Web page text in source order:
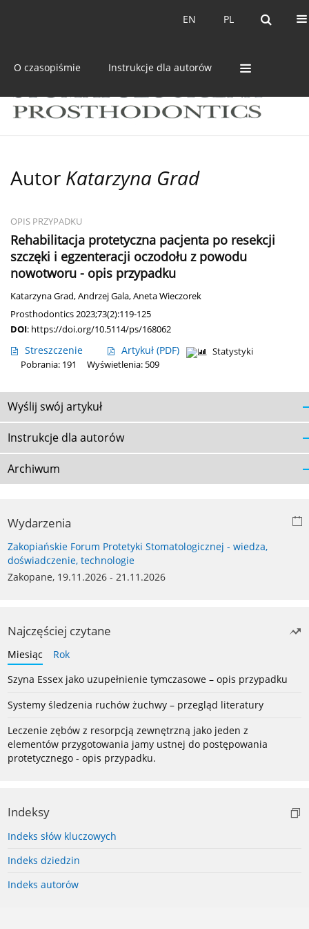
PL
EN PL
EN
O czasopiśmie Instrukcje dla autorów
Autor Katarzyna Grad
OPIS PRZYPADKU
Rehabilitacja protetyczna pacjenta po resekcji
szczęki i egzenteracji oczodołu z powodu
nowotworu - opis przypadku
Katarzyna Grad,Andrzej Gala,Aneta Wieczorek
Prosthodontics 2023;73(2):119-125
DOI: https://doi.org/10.5114/ps/168062
Streszczenie Artykuł (PDF)
Statystyki
Pobrania: 191
Wyświetlenia: 509
Wyślij swój artykuł
Instrukcje dla autorów
Archiwum
Wydarzenia
Zakopiańskie Forum Protetyki Stomatologicznej - wiedza,
doświadczenie, technologie
Zakopane, 19.11.2026 - 21.11.2026
Najczęściej czytane
Miesiąc
Rok
Szyna Essex jako uzupełnienie tymczasowe – opis przypadku
Systemy śledzenia ruchów żuchwy – przegląd literatury
Leczenie zębów z resorpcją zewnętrzną jako jeden z
elementów przygotowania jamy ustnej do postępowania
protetycznego - opis przypadku.
Indeksy
Indeks słów kluczowych
Indeks dziedzin
Indeks autorów